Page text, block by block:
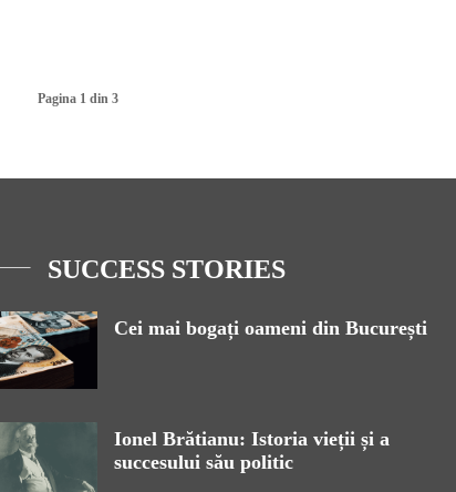
Pagina 1 din 3
SUCCESS STORIES
Cei mai bogați oameni din București
Ionel Brătianu: Istoria vieții și a
succesului său politic